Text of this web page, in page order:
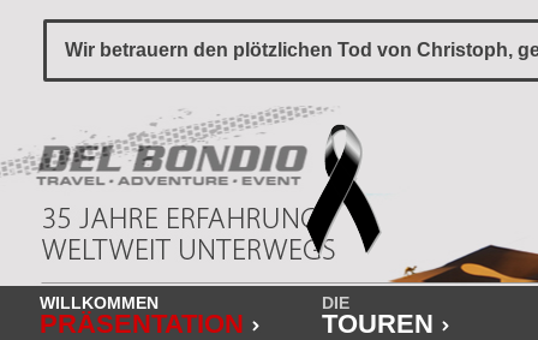
Wir betrauern den plötzlichen Tod von Christoph,
WILLKOMMEN
PRÄSENTATION
DIE
TOUREN